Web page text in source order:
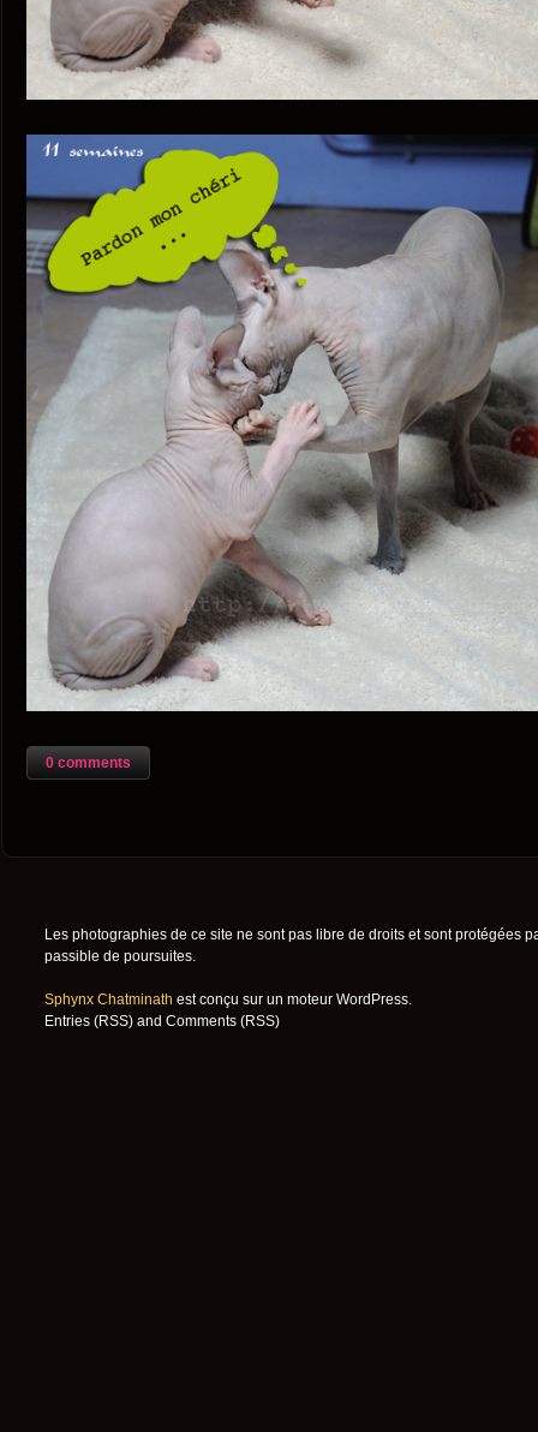
0 comments
Les photographies de ce site ne sont pas libre de droits et sont protégées
passible de poursuites.
Sphynx Chatminath est conçu sur un moteur WordPress.
Entries (RSS)and Comments (RSS)